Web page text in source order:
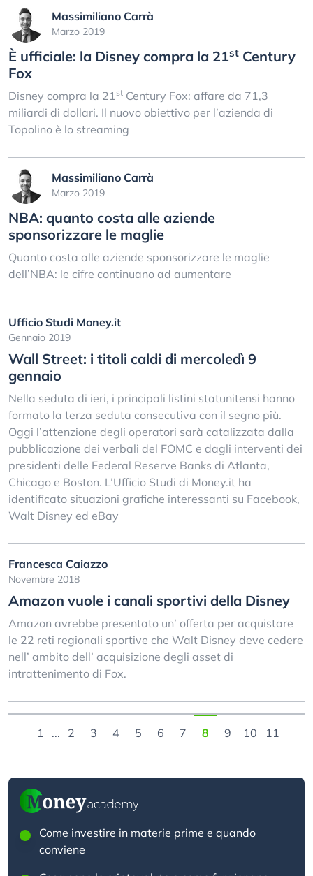
Massimiliano Carrà
Marzo 2019
È ufficiale: la Disney compra la 21st Century
Fox
Disney compra la 21st Century Fox: affare da 71,3
miliardi di dollari. Il nuovo obiettivo per l’azienda di
Topolino è lo streaming
Massimiliano Carrà
Marzo 2019
NBA: quanto costa alle aziende
sponsorizzare le maglie
Quanto costa alle aziende sponsorizzare le maglie
dell’NBA: le cifre continuano ad aumentare
Ufficio Studi Money.it
Gennaio 2019
Wall Street: i titoli caldi di mercoledì 9
gennaio
Nella seduta di ieri, i principali listini statunitensi hanno
formato la terza seduta consecutiva con il segno più.
Oggi l’attenzione degli operatori sarà catalizzata dalla
pubblicazione dei verbali del FOMC e dagli interventi dei
presidenti delle Federal Reserve Banks di Atlanta,
Chicago e Boston. L’Ufficio Studi di Money.it ha
identificato situazioni grafiche interessanti su Facebook,
Walt Disney ed eBay
Francesca Caiazzo
Novembre 2018
Amazon vuole i canali sportivi della Disney
Amazon avrebbe presentato un’ offerta per acquistare
le 22 reti regionali sportive che Walt Disney deve cedere
nell’ ambito dell’ acquisizione degli asset di
intrattenimento di Fox.
1 ... 2 3 4 5 6 7 8 9 10 11
Come investire in materie prime e quando
conviene